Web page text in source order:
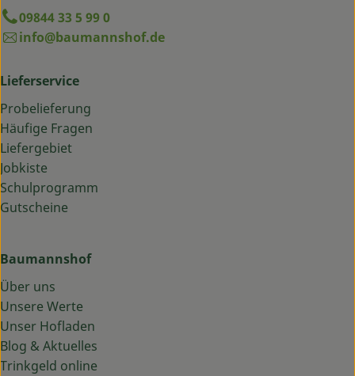
09844 33 5 99 0
info@baumannshof.de
Lieferservice
Probelieferung
Häufige Fragen
Liefergebiet
Jobkiste
Schulprogramm
Gutscheine
Baumannshof
Über uns
Unsere Werte
Unser Hofladen
Blog & Aktuelles
Trinkgeld online